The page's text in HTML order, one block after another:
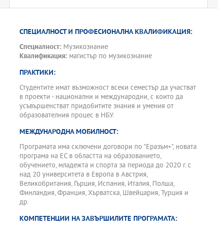
СПЕЦИАЛНОСТ И ПРОФЕСИОНАЛНА КВАЛИФИКАЦИЯ:
Специалност: Музикознание
Квалификация: магистър по музикознание
ПРАКТИКИ:
Студентите имат възможност всеки семестър да участват
в проекти - национални и международни, с които да
усъвършенстват придобитите знания и умения от
образователния процес в НБУ.
МЕЖДУНАРОДНА МОБИЛНОСТ:
Програмата има сключени договори по "Еразъм+", новата
програма на ЕС в областта на образованието,
обучението, младежта и спорта за периода до 2020 г. с
над 20 университета в Европа в Австрия,
Великобритания, Гърция, Испания, Италия, Полша,
Финландия, Франция, Хърватска, Швейцария, Турция и
др.
КОМПЕТЕНЦИИ НА ЗАВЪРШИЛИТЕ ПРОГРАМАТА: